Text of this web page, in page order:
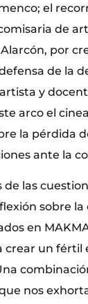
el
de
por
de la
y
arco el
la pérdida
ante la
de las
sobre la
en
crear un fértil
nos